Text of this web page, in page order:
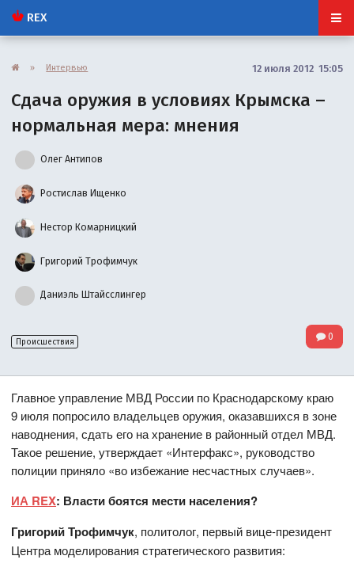
REX
» Интервью 12 июля 2012 15:05
Сдача оружия в условиях Крымска –
нормальная мера: мнения
Олег Антипов
Ростислав Ищенко
Нестор Комарницкий
Григорий Трофимчук
Даниэль Штайсслингер
Происшествия 0
Главное управление МВД России по Краснодарскому краю
9 июля попросило владельцев оружия, оказавшихся в зоне
наводнения, сдать его на хранение в районный отдел МВД.
Такое решение, утверждает «Интерфакс», руководство
полиции приняло «во избежание несчастных случаев».
ИА REX: Власти боятся мести населения?
Григорий Трофимчук, политолог, первый вице-президент
Центра моделирования стратегического развития: